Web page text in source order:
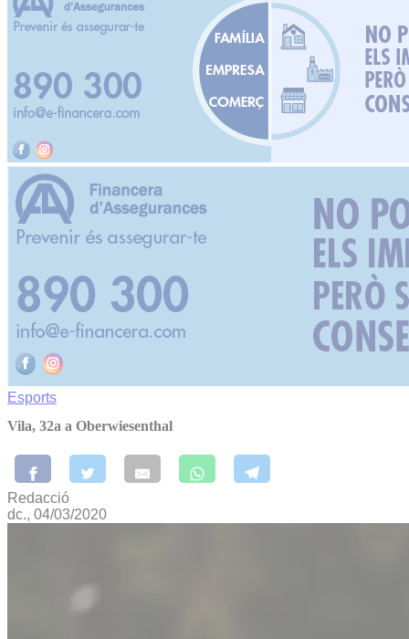
Esports
Vila, 32a a Oberwiesenthal
Redacció
dc., 04/03/2020